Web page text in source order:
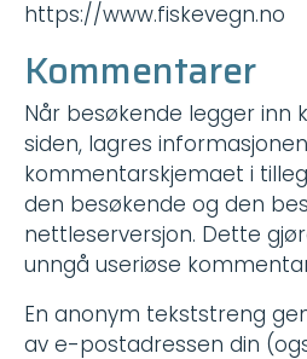
https://www.fiskevegn.no
Kommentarer
Når besøkende legger inn
siden, lagres
kommentarskjemaet i
den besøkende og den
nettleserversjon. Dette
unngå useriøse
En anonym tekststreng
av e-postadressen din